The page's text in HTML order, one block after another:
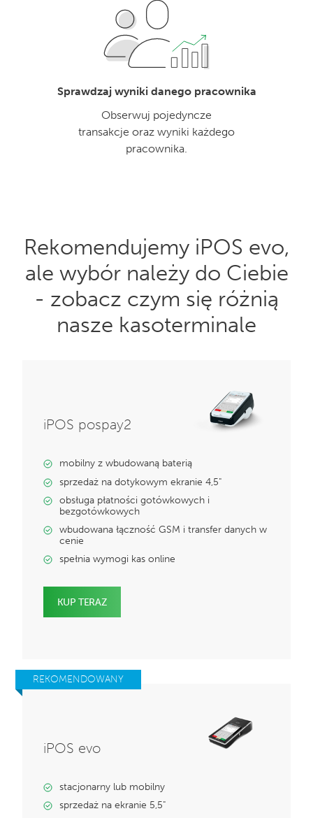
Sprawdzaj wyniki danego pracownika
Obserwuj pojedyncze
transakcje oraz wyniki każdego
pracownika.
Rekomendujemy iPOS evo,
ale wybór należy do Ciebie
- zobacz czym się różnią
nasze kasoterminale
iPOS pospay2
mobilny z wbudowaną baterią
sprzedaż na dotykowym ekranie 4,5"
obsługa płatności gotówkowych i
bezgotówkowych
wbudowana łączność GSM i transfer danych w
cenie
spełnia wymogi kas online
KUP TERAZ
REKOMENDOWANY
iPOS evo
stacjonarny lub mobilny
sprzedaż na ekranie 5,5"